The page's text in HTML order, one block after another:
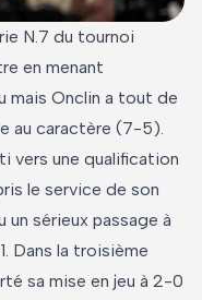
N.7 du tournoi
en menant
mais Onclin a tout de
au caractère (7-5).
vers une qualification
le service de son
un sérieux passage à
Dans la troisième
sa mise en jeu à 2-0